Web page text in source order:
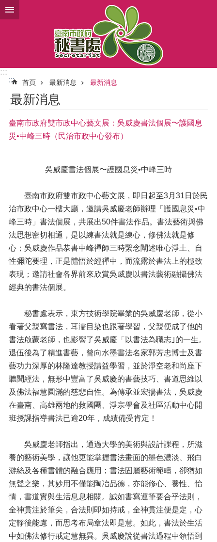
跳到主要內容區塊
:::
:::
首頁 最新消息 最新消息
最新消息
臺南市政府雙市政中心藝文展：吳威慶書法個展〜護國息
災•中峰三時（民治市政中心發布）
吳威慶書法個展〜護國息災•中峰三時
臺南市政府雙市政中心藝文展，即日起至3月31日於民
治市政中心一樓大廳，邀請吳威慶老師辦理「護國息災•中
峰三時」書法個展，共展出50件書法作品。書法藝術與佛
法思想密切相通，是以練書法就是練心，修佛法就是修
心；吳威慶作品恭書中峰禪師三時繫念闡述唯心淨土、自
性彌陀要理，正是體悟於經禪中，而流露於書法上的極致
表現；邀請社會各界前來欣賞吳威慶以書法藝術融攝佛法
經典的書法個展。
秘書處表示，東方技術學院畢業的吳威慶老師，從小
看著父親寫書法，耳濡目染也跟著學習，父親便成了他的
書法啟蒙老師，也影響了吳威慶「以書法為職志｣的一生。
退伍後為了精進書藝，曾向水墨書法名家郭芳忠博士及書
藝功力深厚的林隆達教授請益學習，並於淨空老和尚座下
聽聞經法，無形中豐富了吳威慶的書藝技巧、書道思維以
及佛法福慧圓滿的慈悲自性。為傳承並宏揚書法，吳威慶
在臺南、高雄兩地的救國團、淨宗學會及社區活動中心開
班授課指導書法已逾20年，成績備受肯定！
吳威慶老師指出，通過大學的美術與設計課程，所滋
養的藝術美學，讓他更能掌握書法畫面的墨色濃淡、飛白
游絲及各種書體的融合應用；書法固屬藝術範疇，卻猶如
無聲之樂，其妙用不僅能陶冶品德，亦能修心、養性、怡
情，書道實與生活息息相關。誠如書寫運筆要合乎法則，
全神貫注於筆尖，合法則即如持戒，全神貫注便是定，心
定靜後能慮，而思考布局章法即是慧。如此，書法於生活
中如佛法修行戒定慧無異。吳威慶說從書法過程中領悟到